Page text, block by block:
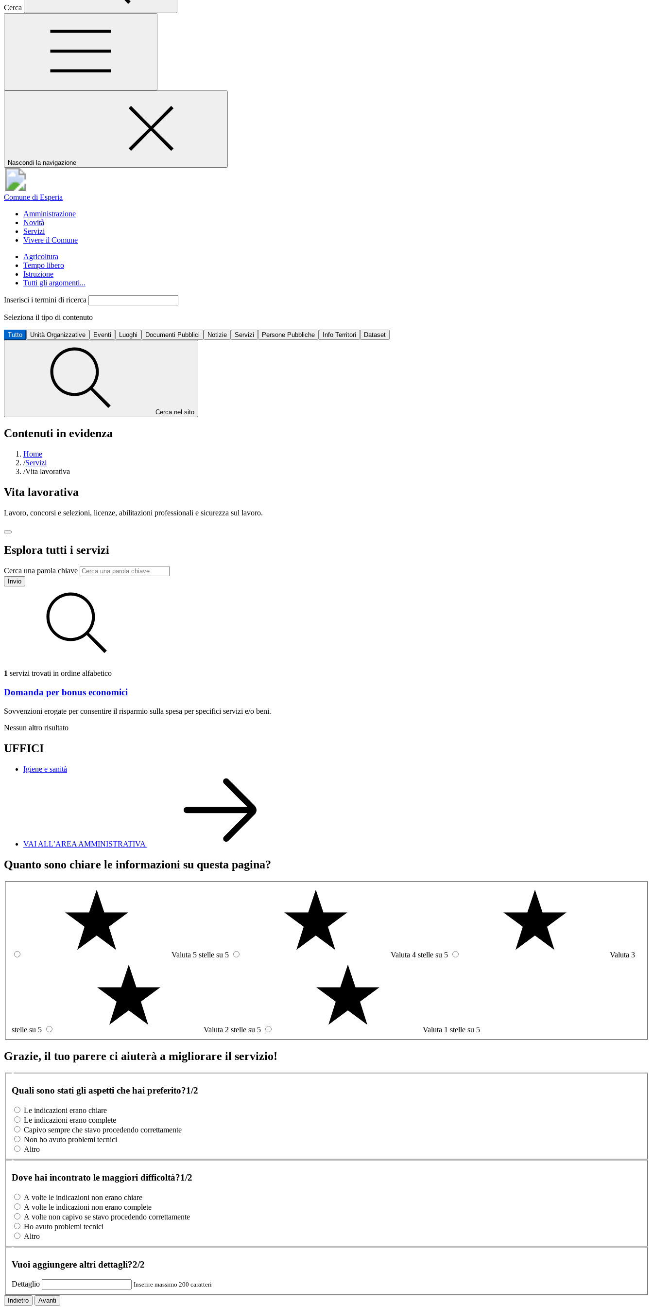
Cerca
Nascondi la navigazione
Comune di Esperia
Amministrazione
Novità
Servizi
Vivere il Comune
Agricoltura
Tempo libero
Istruzione
Tutti gli argomenti...
Inserisci i termini di ricerca
Seleziona il tipo di contenuto
Tutto Unità Organizzative Eventi Luoghi Documenti Pubblici Notizie Servizi Persone Pubbliche Info Territori Dataset
Cerca nel sito
Contenuti in evidenza
Home
/Servizi
/Vita lavorativa
Vita lavorativa
Lavoro, concorsi e selezioni, licenze, abilitazioni professionali e sicurezza sul lavoro.
Esplora tutti i servizi
Cerca una parola chiave
Invio
1 servizi trovati in ordine alfabetico
Domanda per bonus economici
Sovvenzioni erogate per consentire il risparmio sulla spesa per specifici servizi e/o beni.
Nessun altro risultato
UFFICI
Igiene e sanità
VAI ALL’AREA AMMINISTRATIVA
Quanto sono chiare le informazioni su questa pagina?
Valuta 5 stelle su 5 Valuta 4 stelle su 5 Valuta 3
stelle su 5 Valuta 2 stelle su 5 Valuta 1 stelle su 5
Grazie, il tuo parere ci aiuterà a migliorare il servizio!
Quali sono stati gli aspetti che hai preferito?1/2
Le indicazioni erano chiare
Le indicazioni erano complete
Capivo sempre che stavo procedendo correttamente
Non ho avuto problemi tecnici
Altro
Dove hai incontrato le maggiori difficoltà?1/2
A volte le indicazioni non erano chiare
A volte le indicazioni non erano complete
A volte non capivo se stavo procedendo correttamente
Ho avuto problemi tecnici
Altro
Vuoi aggiungere altri dettagli?2/2
Dettaglio Inserire massimo 200 caratteri
Indietro Avanti